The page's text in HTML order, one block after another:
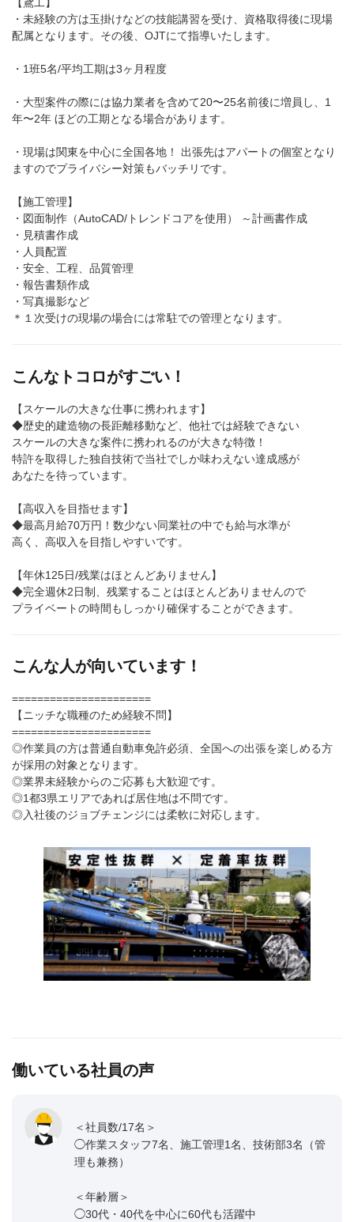
・未経験の方は玉掛けなどの技能講習を受け、資格取得後に現場
配属となります。その後、OJTにて指導いたします。
・1班5名/平均工期は3ヶ月程度
・大型案件の際には協力業者を含めて20〜25名前後に増員し、1
年〜2年 ほどの工期となる場合があります。
・現場は関東を中心に全国各地！ 出張先はアパートの個室となり
ますのでプライバシー対策もバッチリです。
【施工管理】
・図面制作（AutoCAD/トレンドコアを使用） ～計画書作成
・見積書作成
・人員配置
・安全、工程、品質管理
・報告書類作成
・写真撮影など
＊１次受けの現場の場合には常駐での管理となります。
こんなトコロがすごい！
【スケールの大きな仕事に携われます】
◆歴史的建造物の長距離移動など、他社では経験できない
スケールの大きな案件に携われるのが大きな特徴！
特許を取得した独自技術で当社でしか味わえない達成感が
あなたを待っています。
【高収入を目指せます】
◆最高月給70万円！数少ない同業社の中でも給与水準が
高く、高収入を目指しやすいです。
【年休125日/残業はほとんどありません】
◆完全週休2日制、残業することはほとんどありませんので
プライベートの時間もしっかり確保することができます。
こんな人が向いています！
======================
【ニッチな職種のため経験不問】
======================
◎作業員の方は普通自動車免許必須、全国への出張を楽しめる方
が採用の対象となります。
◎業界未経験からのご応募も大歓迎です。
◎1都3県エリアであれば居住地は不問です。
◎入社後のジョブチェンジには柔軟に対応します。
働いている社員の声
＜社員数/17名＞
◯作業スタッフ7名、施工管理1名、技術部3名（管
理も兼務）
＜年齢層＞
◯30代・40代を中心に60代も活躍中